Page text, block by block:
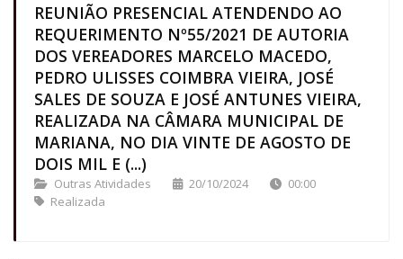
REUNIÃO PRESENCIAL ATENDENDO AO
REQUERIMENTO Nº55/2021 DE AUTORIA
DOS VEREADORES MARCELO MACEDO,
PEDRO ULISSES COIMBRA VIEIRA, JOSÉ
SALES DE SOUZA E JOSÉ ANTUNES VIEIRA,
REALIZADA NA CÂMARA MUNICIPAL DE
MARIANA, NO DIA VINTE DE AGOSTO DE
DOIS MIL E (...)
Outras Atividades 20/10/2024
00:00
Realizada